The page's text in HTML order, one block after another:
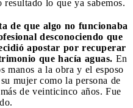
lo que ya sabemos.
de que algo no funcionaba
desconociendo que
apostar por recuperar
que hacía aguas. En
manos a la obra y el esposo
mujer como la persona de
de veinticinco años. Fue